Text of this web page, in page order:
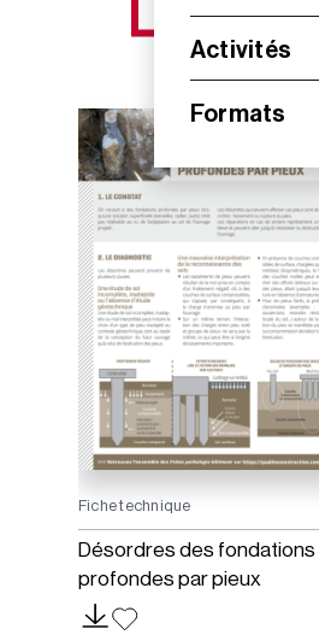
Activités
Formats
NOS
Fiche technique
Désordres des fondations
profondes par pieux